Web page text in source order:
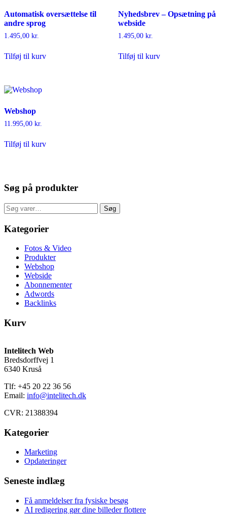
Automatisk oversættelse til
andre sprog
1.495,00 kr.
Tilføj til kurv
Nyhedsbrev – Opsætning på
webside
1.495,00 kr.
Tilføj til kurv
Webshop
11.995,00 kr.
Tilføj til kurv
Søg på produkter
Søg
efter:
Søg
Kategorier
Fotos & Video
Produkter
Webshop
Webside
Abonnementer
Adwords
Backlinks
Kurv
Intelitech Web
Bredsdorffvej 1
6340 Kruså
Tlf: +45 20 22 36 56
Email: info@intelitech.dk
CVR: 21388394
Kategorier
Marketing
Opdateringer
Seneste indlæg
Få anmeldelser fra fysiske besøg
AI redigering gør dine billeder flottere